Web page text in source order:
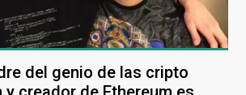
del genio de las cripto